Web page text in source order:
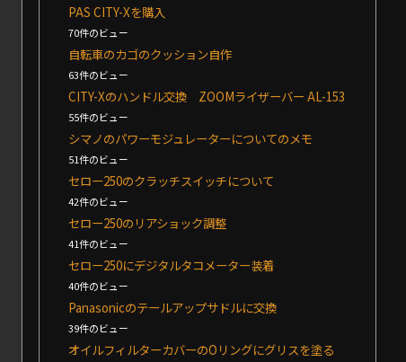
PAS CITY-Xを購入
70件のビュー
自転車のカゴのクッション自作
63件のビュー
CITY-Xのハンドル交換 ZOOMライザーバー AL-153
55件のビュー
シマノのパワーモジュレーターについてのメモ
51件のビュー
セロー250のクラッチスイッチについて
42件のビュー
セロー250のリアショック調整
41件のビュー
セロー250にデジタルタコメーター装着
40件のビュー
Panasonicのテールアップサドルに交換
39件のビュー
オイルフィルターカバーのOリングにグリスを塗る